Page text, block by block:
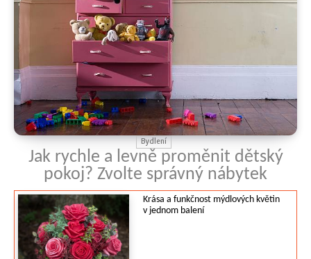
Bydlení
Jak rychle a levně proměnit dětský
pokoj? Zvolte správný nábytek
Krása a funkčnost mýdlových květin
v jednom balení